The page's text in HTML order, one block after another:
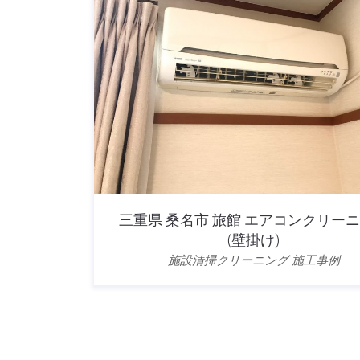
三重県 桑名市 旅館 エアコンクリー
(壁掛け)
施設清掃クリーニング 施工事例